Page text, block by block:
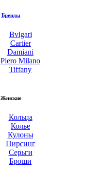
Бренды
Bvlgari
Cartier
Damiani
Piero Milano
Tiffany
Женские
Кольца
Колье
Кулоны
Пирсинг
Серьги
Броши